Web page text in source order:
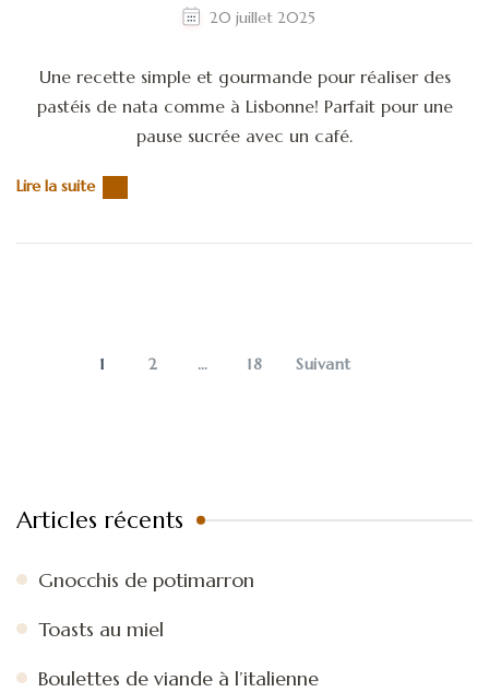
20 juillet 2025
Une recette simple et gourmande pour réaliser des
pastéis de nata comme à Lisbonne! Parfait pour une
pause sucrée avec un café.
Lire la suite
publications
PAGE
1 PAGE
2 … PAGE
18 Suivant
Articles récents
Gnocchis de potimarron
Toasts au miel
Boulettes de viande à l’italienne